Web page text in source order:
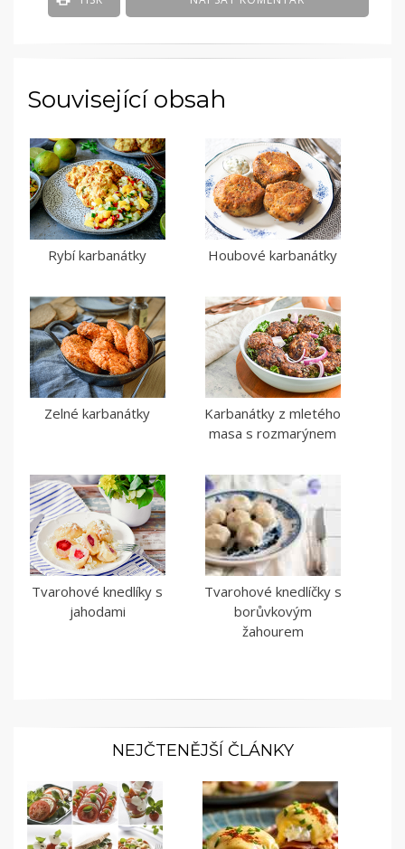
Související obsah
Rybí karbanátky Houbové karbanátky
Zelné karbanátky
Karbanátky z mletého
masa s rozmarýnem
Tvarohové knedlíky s
jahodami
Tvarohové knedlíčky s
borůvkovým
žahourem
NEJČTENĚJŠÍ ČLÁNKY